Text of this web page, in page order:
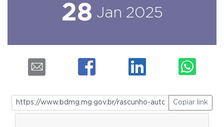
28 Jan 2025
Copiar link